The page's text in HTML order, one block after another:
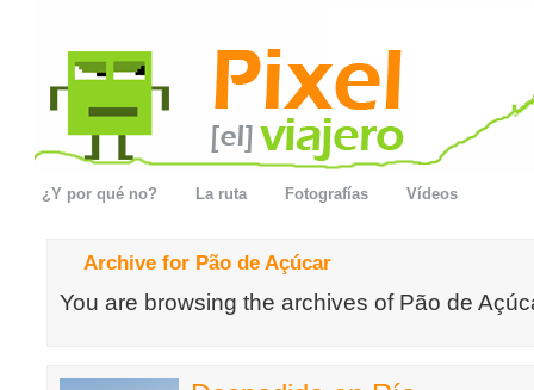
¿Y por qué no? La ruta Fotografías Vídeos
Archive for Pão de Açúcar
You are browsing the archives of Pão de